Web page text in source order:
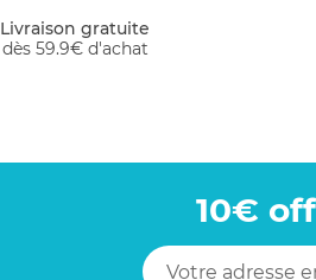
Livraison gratuite
dès 59.9€ d'achat
10€